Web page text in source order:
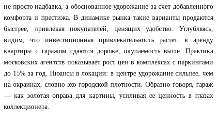
не просто надбавка, а обоснованное удорожание за счет добавленного
комфорта и престижа. В динамике рынка такие варианты продаются
быстрее, привлекая покупателей, ценящих удобство. Углубляясь,
видим, что инвестиционная привлекательность растет: в аренду
квартиры с гаражом сдаются дороже, окупаемость выше. Практика
московских агентств показывает рост цен в комплексах с паркингами
до 15% за год. Нюансы в локации: в центре удорожание сильнее, чем
на окраинах, словно эхо городской плотности. Образно говоря, гараж
— как золотая оправа для картины, усиливая ее ценность в глазах
коллекционера.